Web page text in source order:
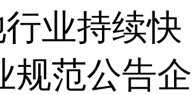
业持续快
规范公告企